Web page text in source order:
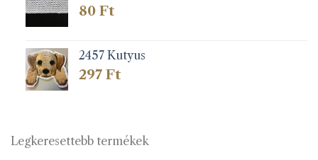
80 Ft
2457 Kutyus
297 Ft
Legkeresettebb termékek